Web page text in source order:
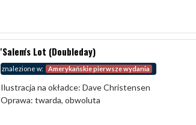
'Salem's Lot (Doubleday)
znalezione w: Amerykańskie pierwsze wydania
Ilustracja na okładce: Dave Christensen
Oprawa: twarda, obwoluta